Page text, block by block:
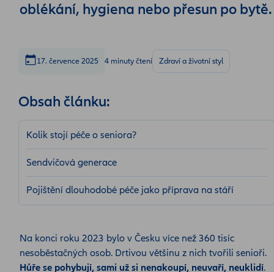
oblékání, hygiena nebo přesun po
17. července 2025 4 minuty čtení Zdraví a životní styl
Obsah článku:
Kolik stojí péče o seniora?
Sendvičová generace
Pojištění dlouhodobé péče jako příprava na stáří
Na konci roku 2023 bylo v Česku více než 360 tisíc
nesoběstačných osob. Drtivou většinu z nich tvořili senioři.
Hůře se pohybují, sami už si nenakoupí, neuvaří, neuklidí.